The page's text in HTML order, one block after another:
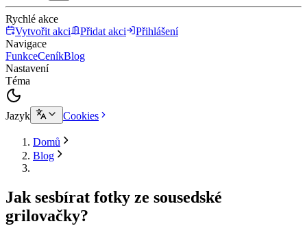
Rychlé akce
Vytvořit akci
Přidat akci
Přihlášení
Navigace
FunkceCeníkBlog
Nastavení
Téma
Jazyk Cookies
Domů
Blog
Jak sesbírat fotky ze sousedské
grilovačky?